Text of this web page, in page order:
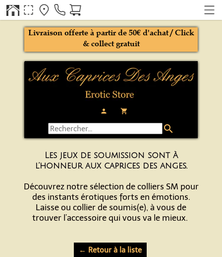
person local_grocery_store
Livraison offerte à partir de 50€ d'achat / Click
& collect gratuit
search
Les jeux de soumission sont à
l’honneur aux caprices des anges.
Découvrez notre sélection de colliers SM pour
des instants érotiques forts en émotions.
Laisse ou collier de soumis(e), à vous de
trouver l’accessoire qui vous va le mieux.
← Retour à la liste